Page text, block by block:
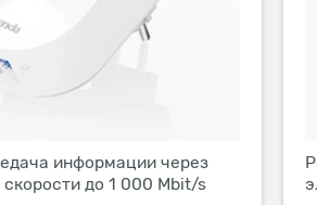
информации через
до 1 000 Mbit/s